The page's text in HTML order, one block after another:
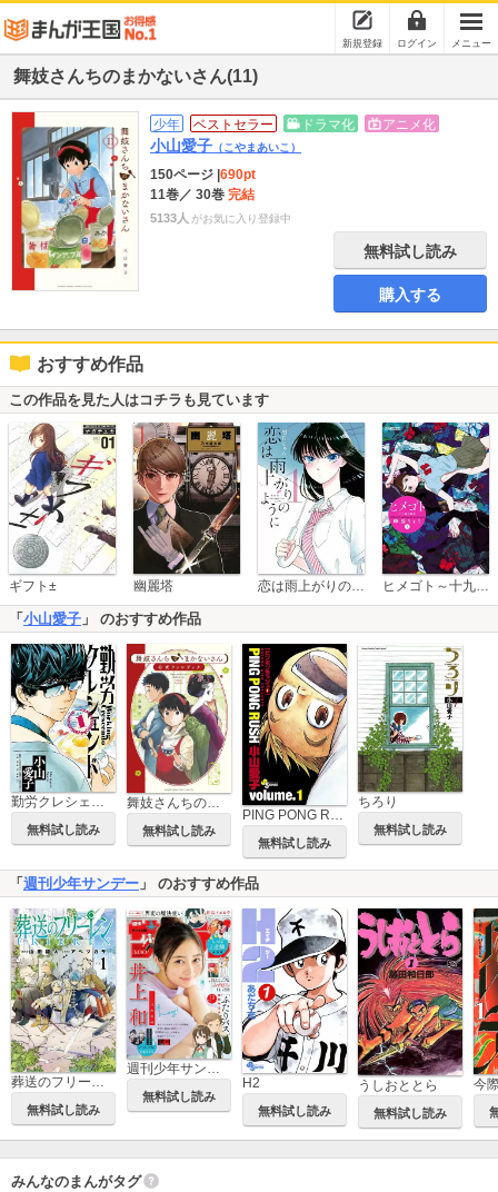
新規登録 ログイン メニュー
舞妓さんちのまかないさん(11)
少年 ベストセラー ドラマ化 アニメ化
小山愛子 （こやまあいこ）
150ページ 690pt
11巻／ 30巻 完結
5133人 がお気に入り登録中
無料試し読み
購入する
おすすめ作品
この作品を見た人はコチラも見ています
ギフト± 幽麗塔 恋は雨上がりのように ヒメゴト～十九歳の制服～
「 小山愛子 」 のおすすめ作品
勤労クレシェンド
無料試し読み 無料試し読み
PING PONG RUSH
無料試し読み
ちろり
無料試し読み
「 週刊少年サンデー 」 のおすすめ作品
葬送のフリーレン
無料試し読み
週刊少年サンデー
無料試し読み
H2
無料試し読み
うしおととら
無料試し読み
みんなのまんがタグ